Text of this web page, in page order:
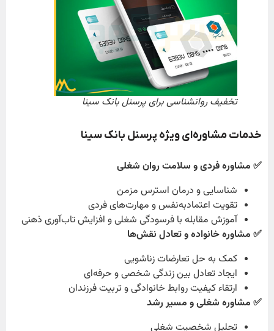
تخفیف روانشناسی برای پرسنل بانک سینا
خدمات مشاوره‌ای ویژه پرسنل بانک سینا
✅ مشاوره فردی و سلامت روان شغلی
شناسایی و درمان استرس مزمن
تقویت اعتمادبه‌نفس و مهارت‌های فردی
آموزش مقابله با فرسودگی شغلی و افزایش تاب‌آوری ذهنی
✅ مشاوره خانواده و تعادل نقش‌ها
کمک به حل تعارضات زناشویی
ایجاد تعادل بین زندگی شخصی و حرفه‌ای
ارتقاء کیفیت روابط خانوادگی و تربیت فرزندان
✅ مشاوره شغلی و مسیر رشد
تحلیل شخصیت شغلی